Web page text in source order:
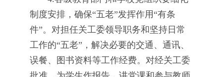
制度安排，确保“五老”发挥作用“有条
件”。对担任关工委领导职务和坚持日常
工作的“五老”，解决必要的交通、通讯、
误餐、图书资料等工作经费。对经关工委